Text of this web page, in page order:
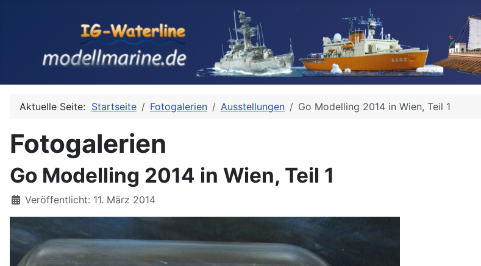
Aktuelle Seite: Startseite Fotogalerien Ausstellungen Go Modelling 2014 in Wien, Teil 1
Fotogalerien
Go Modelling 2014 in Wien, Teil 1
Details
Veröffentlicht: 11. März 2014